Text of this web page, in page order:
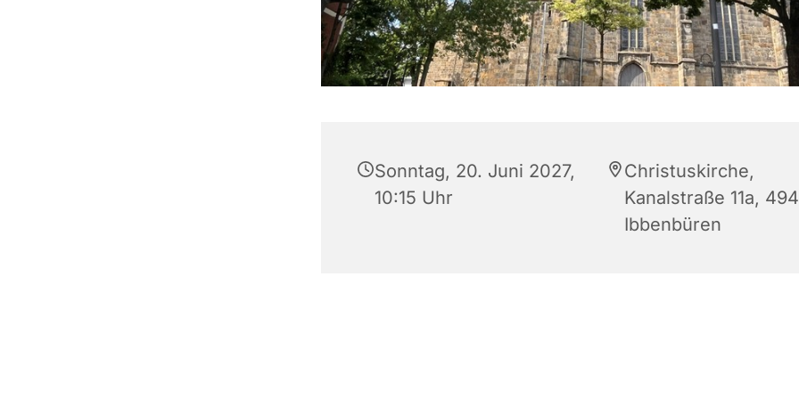
Sonntag, 20. Juni 2027,
10:15 Uhr
Christuskirche,
Kanalstraße 11a,
Ibbenbüren